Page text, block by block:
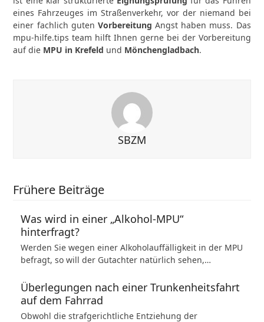
eines Fahrzeuges im Straßenverkehr, vor der niemand bei
einer fachlich guten Vorbereitung Angst haben muss. Das
mpu-hilfe.tips team hilft Ihnen gerne bei der Vorbereitung
auf die MPU in Krefeld und Mönchengladbach.
SBZM
Frühere Beiträge
Was wird in einer „Alkohol-MPU“
hinterfragt?
Werden Sie wegen einer Alkoholauffälligkeit in der MPU
befragt, so will der Gutachter natürlich sehen,…
Überlegungen nach einer Trunkenheitsfahrt
auf dem Fahrrad
Obwohl die strafgerichtliche Entziehung der